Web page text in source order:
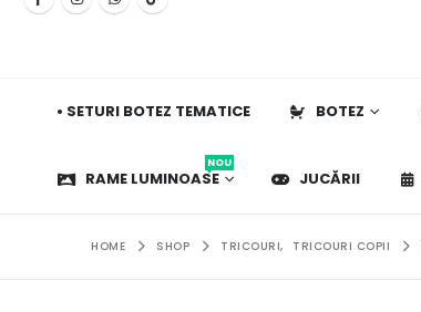
• SETURI BOTEZ TEMATICE BOTEZ
RAME LUMINOASE
NOU
JUCĂRII
HOME SHOP TRICOURI, TRICOURI COPII